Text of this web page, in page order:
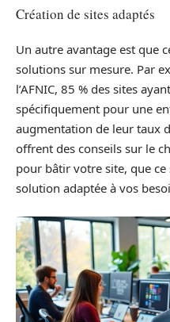
Création de sites adaptés
Un autre avantage est que
solutions sur mesure. Par
l’AFNIC, 85 % des sites
spécifiquement pour une
augmentation de leur taux
offrent des conseils sur le
pour bâtir votre site, que
solution adaptée à vos